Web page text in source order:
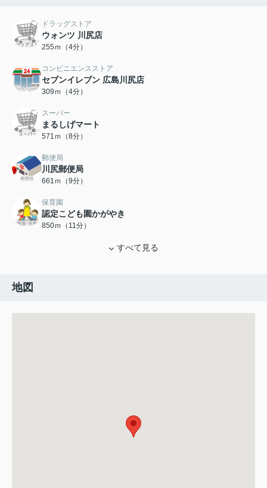
ドラッグストア
ウォンツ 川尻店
255ｍ（4分）
コンビニエンスストア
セブンイレブン 広島川尻店
309ｍ（4分）
スーパー
まるしげマート
571ｍ（8分）
郵便局
川尻郵便局
661ｍ（9分）
保育園
認定こども園かがやき
850ｍ（11分）
すべて見る
地図